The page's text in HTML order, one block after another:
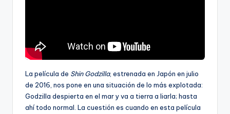
La película de Shin Godzilla, estrenada en Japón en julio
de 2016, nos pone en una situación de lo más explotada:
Godzilla despierta en el mar y va a tierra a liarla; hasta
ahí todo normal. La cuestión es cuando en esta película